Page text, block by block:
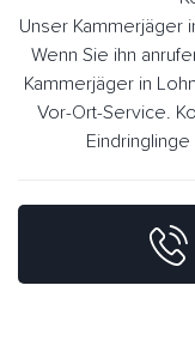
Unser Kammerjäger
Wenn Sie ihn
Kammerjäger in
Vor-Ort-Service.